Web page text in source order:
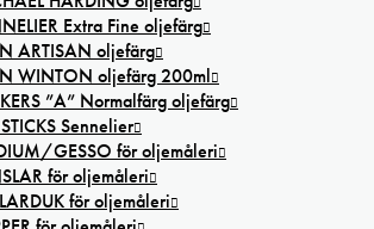
Extra Fine oljefärg
ARTISAN oljefärg
WINTON oljefärg 200ml
”A” Normalfärg oljefärg
Sennelier
GESSO för oljemåleri
för oljemåleri
för oljemåleri